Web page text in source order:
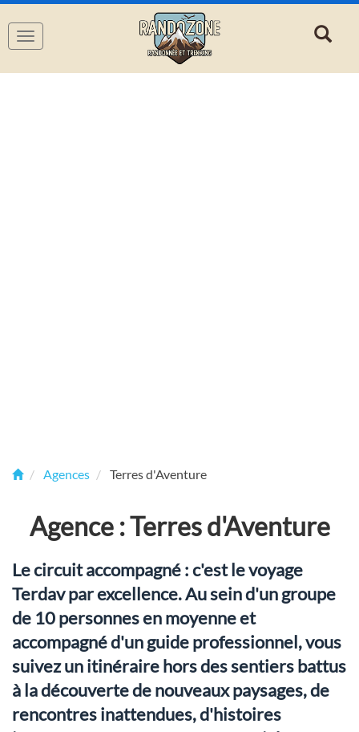
Navigation
Agences Terres d'Aventure
Agence : Terres d'Aventure
Le circuit accompagné : c'est le voyage
Terdav par excellence. Au sein d'un groupe
de 10 personnes en moyenne et
accompagné d'un guide professionnel, vous
suivez un itinéraire hors des sentiers battus
à la découverte de nouveaux paysages, de
rencontres inattendues, d'histoires